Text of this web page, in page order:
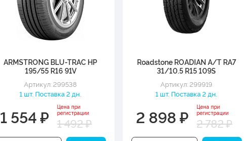
ARMSTRONG BLU-TRAC HP
195/55 R16 91V
Артикул: 299538
1 шт. Поставка 2 дн.
1 554 ₽
Цена при
регистрации
1 492 ₽
Roadstone ROADIAN A/T RA7
31/10.5 R15 109S
Артикул: 299919
1 шт. Поставка 2 дн.
2 898 ₽
Цена при
регистрации
2 782 ₽